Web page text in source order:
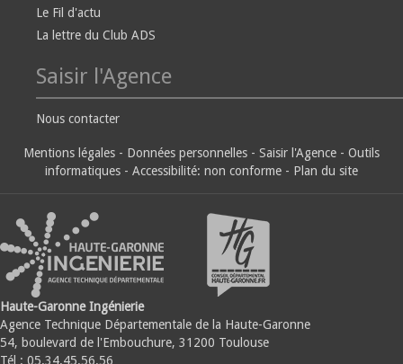
Le Fil d'actu
La lettre du Club ADS
Saisir l'Agence
Nous contacter
Mentions légales - Données personnelles - Saisir l'Agence - Outils
informatiques - Accessibilité: non conforme - Plan du site
Haute-Garonne Ingénierie
Agence Technique Départementale de la Haute-Garonne
54, boulevard de l'Embouchure, 31200 Toulouse
Tél : 05.34.45.56.56